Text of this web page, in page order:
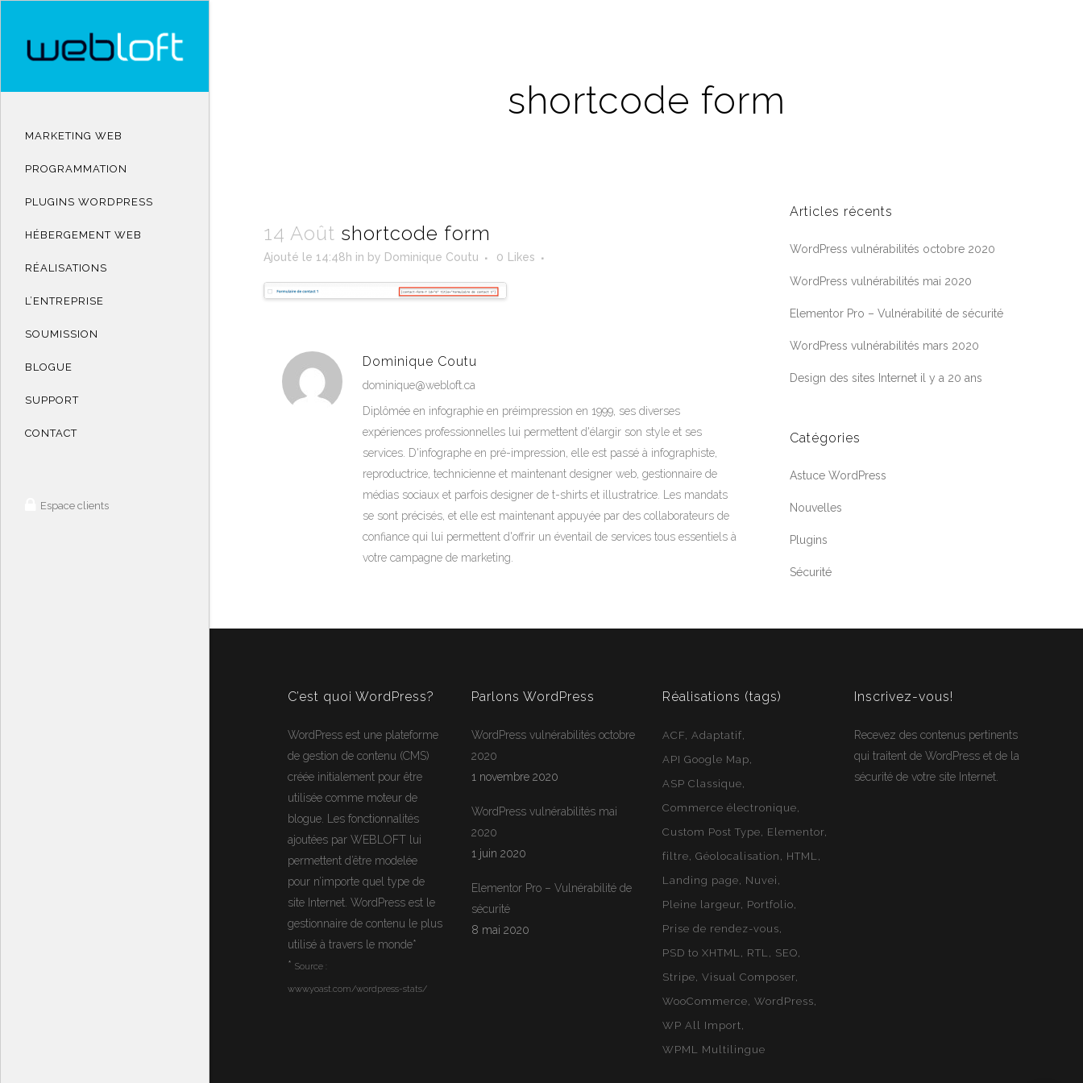
MARKETING WEB
PROGRAMMATION
PLUGINS WORDPRESS
HÉBERGEMENT WEB
RÉALISATIONS
L’ENTREPRISE
SOUMISSION
BLOGUE
SUPPORT
CONTACT
Espace clients
shortcode form
14 Août shortcode form
Ajouté le 14:48h in by Dominique Coutu 0 Likes
Dominique Coutu
dominique@webloft.ca
Diplômée en infographie en préimpression en 1999, ses diverses
expériences professionnelles lui permettent d'élargir son style et ses
services. D'infographe en pré-impression, elle est passé à infographiste,
reproductrice, technicienne et maintenant designer web, gestionnaire de
médias sociaux et parfois designer de t-shirts et illustratrice. Les mandats
se sont précisés, et elle est maintenant appuyée par des collaborateurs de
confiance qui lui permettent d'offrir un éventail de services tous essentiels à
votre campagne de marketing.
Articles récents
WordPress vulnérabilités octobre 2020
WordPress vulnérabilités mai 2020
Elementor Pro – Vulnérabilité de sécurité
WordPress vulnérabilités mars 2020
Design des sites Internet il y a 20 ans
Catégories
Astuce WordPress
Nouvelles
Plugins
Sécurité
C’est quoi WordPress?
WordPress est une plateforme
de gestion de contenu (CMS)
créée initialement pour être
utilisée comme moteur de
blogue. Les fonctionnalités
ajoutées par WEBLOFT lui
permettent d’être modelée
pour n’importe quel type de
site Internet. WordPress est le
gestionnaire de contenu le plus
utilisé à travers le monde*
* Source :
www.yoast.com/wordpress-stats/
Parlons WordPress
WordPress vulnérabilités octobre
2020
1 novembre 2020
WordPress vulnérabilités mai
2020
1 juin 2020
Elementor Pro – Vulnérabilité de
sécurité
8 mai 2020
Réalisations (tags)
ACF Adaptatif
API Google Map
ASP Classique
Commerce électronique
Custom Post Type
Elementor
filtre Géolocalisation
HTML
Landing page
Nuvei
Pleine largeur Portfolio
Prise de rendez-vous
PSD to XHTML
RTL
SEO
Stripe Visual Composer
WooCommerce WordPress
WP All Import
WPML Multilingue
Inscrivez-vous!
Recevez des contenus pertinents
qui traitent de WordPress et de la
sécurité de votre site Internet.